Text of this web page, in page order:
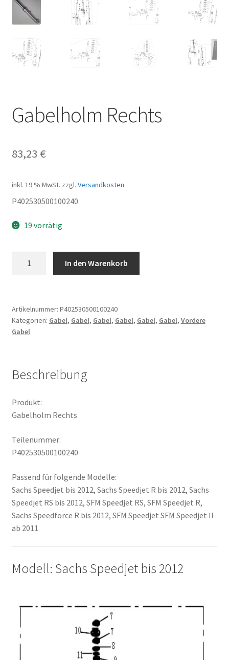
Gabelholm Rechts
83,23 €
inkl. 19 % MwSt. zzgl. Versandkosten
P402530500100240
19 vorrätig
In den Warenkorb
Artikelnummer: P402530500100240
Kategorien: Gabel, Gabel, Gabel, Gabel, Gabel, Gabel, Vordere
Gabel
Beschreibung
Produkt:
Gabelholm Rechts
Teilenummer:
P402530500100240
Passend für folgende Modelle:
Sachs Speedjet bis 2012, Sachs Speedjet R bis 2012, Sachs
Speedjet RS bis 2012, SFM Speedjet RS, SFM Speedjet R,
Sachs Speedforce R bis 2012, SFM Speedjet SFM Speedjet II
ab 2011
Modell: Sachs Speedjet bis 2012